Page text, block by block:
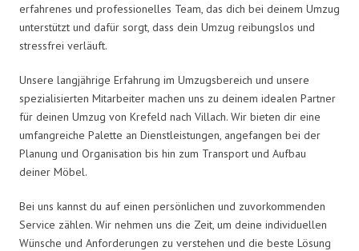
erfahrenes und professionelles Team, das dich bei deinem Umzug
unterstützt und dafür sorgt, dass dein Umzug reibungslos und
stressfrei verläuft.
Unsere langjährige Erfahrung im Umzugsbereich und unsere
spezialisierten Mitarbeiter machen uns zu deinem idealen Partner
für deinen Umzug von Krefeld nach Villach. Wir bieten dir eine
umfangreiche Palette an Dienstleistungen, angefangen bei der
Planung und Organisation bis hin zum Transport und Aufbau
deiner Möbel.
Bei uns kannst du auf einen persönlichen und zuvorkommenden
Service zählen. Wir nehmen uns die Zeit, um deine individuellen
Wünsche und Anforderungen zu verstehen und die beste Lösung